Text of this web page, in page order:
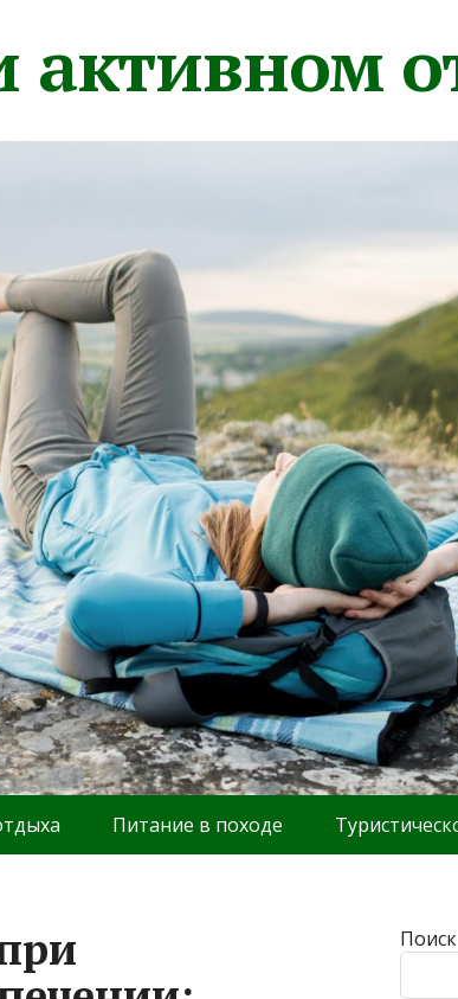
активном
Питание в походе
Поиск